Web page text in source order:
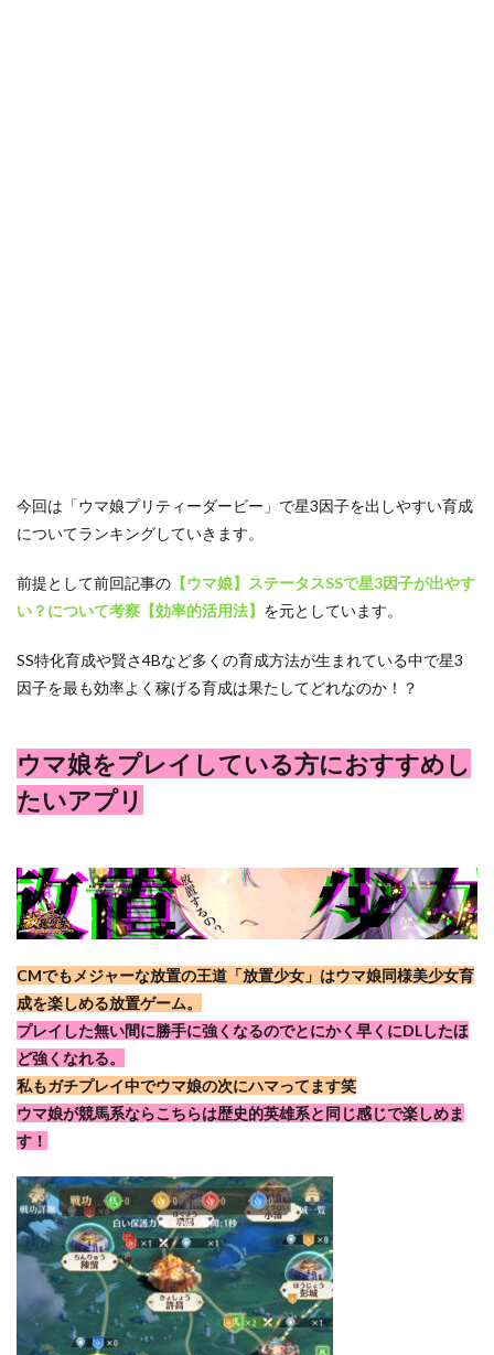
今回は「ウマ娘プリティーダービー」で星3因子を出しやすい育成
についてランキングしていきます。
前提として前回記事の 【ウマ娘】ステータスSSで星3因子が出やす
い？について考察【効率的活用法】 を元としています。
SS特化育成や賢さ4Bなど多くの育成方法が生まれている中で星3
因子を最も効率よく稼げる育成は果たしてどれなのか！？
ウマ娘をプレイしている方におすすめし
たいアプリ
CMでもメジャーな放置の王道「放置少女」はウマ娘同様美少女育
成を楽しめる放置ゲーム。
プレイした無い間に勝手に強くなるのでとにかく早くにDLしたほ
ど強くなれる。
私もガチプレイ中でウマ娘の次にハマってます笑
ウマ娘が競馬系ならこちらは歴史的英雄系と同じ感じで楽しめま
す！